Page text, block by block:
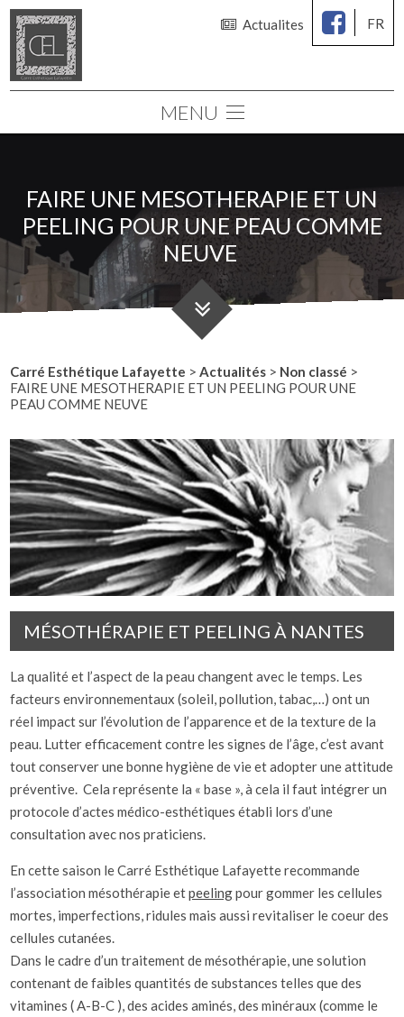
Actualites FR
MENU
Chirurgie esthétique
Médecine esthétique
Consultations
Simulation 3D
FAIRE UNE MESOTHERAPIE ET UN
PEELING POUR UNE PEAU COMME
NEUVE
Carré Esthétique Lafayette >Actualités > Non classé >
FAIRE UNE MESOTHERAPIE ET UN PEELING POUR UNE
PEAU COMME NEUVE
MÉSOTHÉRAPIE ET PEELING À NANTES
La qualité et l’aspect de la peau changent avec le temps. Les
facteurs environnementaux (soleil, pollution, tabac,…) ont un
réel impact sur l’évolution de l’apparence et de la texture de la
peau. Lutter efficacement contre les signes de l’âge, c’est avant
tout conserver une bonne hygiène de vie et adopter une attitude
préventive. Cela représente la « base », à cela il faut intégrer un
protocole d’actes médico-esthétiques établi lors d’une
consultation avec nos praticiens.
En cette saison le Carré Esthétique Lafayette recommande
l’association mésothérapie etpeelingpour gommer les cellules
mortes, imperfections, ridules mais aussi revitaliser le coeur des
cellules cutanées.
Dans le cadre d’un traitement de mésothérapie, une solution
contenant de faibles quantités de substances telles que des
vitamines ( A-B-C ), des acides aminés, des minéraux (comme le